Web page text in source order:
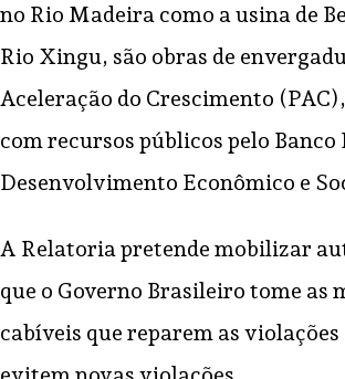
no Rio Madeira como a usina de
Rio Xingu, são obras de
Aceleração do Crescimento
com recursos públicos pelo Banco
Desenvolvimento Econômico e
A Relatoria pretende mobilizar
que o Governo Brasileiro tome as
cabíveis que reparem as